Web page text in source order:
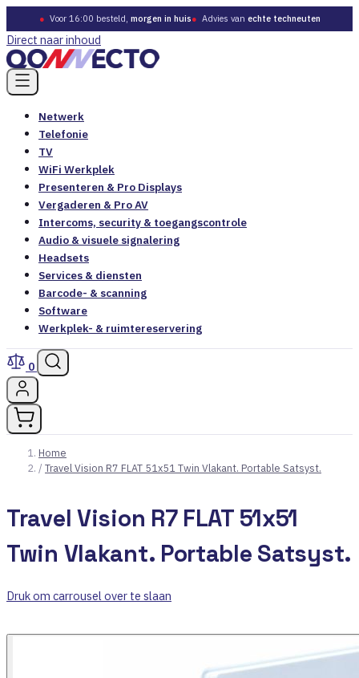
● Voor 16:00 besteld, morgen in huis● Advies van echte techneuten
Direct naar inhoud
Netwerk
Telefonie
TV
WiFi Werkplek
Presenteren & Pro Displays
Vergaderen & Pro AV
Intercoms, security & toegangscontrole
Audio & visuele signalering
Headsets
Services & diensten
Barcode- & scanning
Software
Werkplek- & ruimtereservering
0
Home
/ Travel Vision R7 FLAT 51x51 Twin Vlakant. Portable Satsyst.
Travel Vision R7 FLAT 51x51
Twin Vlakant. Portable Satsyst.
Druk om carrousel over te slaan